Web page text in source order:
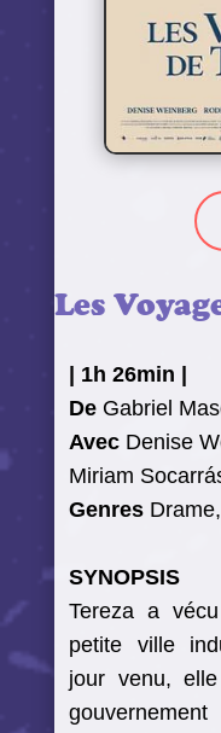
Les
1h 26min
DeGabriel
AvecDenise
Miriam
Genres
SYNOPSIS
Tereza a
petite ville
jour venu,